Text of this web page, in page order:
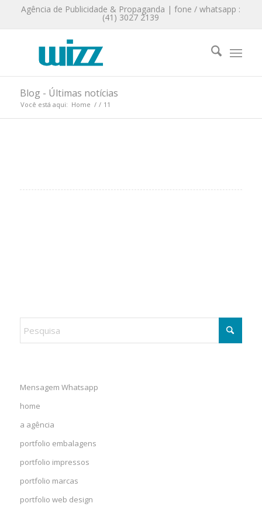
Agência de Publicidade & Propaganda | fone / whatsapp :
(41) 3027 2139
Blog - Últimas notícias
Você está aqui: Home / / 11
Mensagem Whatsapp
home
a agência
portfolio embalagens
portfolio impressos
portfolio marcas
portfolio web design